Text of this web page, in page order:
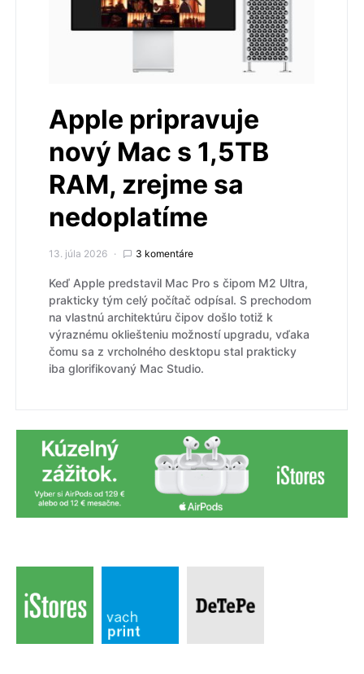
Apple pripravuje
nový Mac s 1,5TB
RAM, zrejme sa
nedoplatíme
13. júla 2026 3 komentáre
Keď Apple predstavil Mac Pro s čipom M2 Ultra,
prakticky tým celý počítač odpísal. S prechodom
na vlastnú architektúru čipov došlo totiž k
výraznému okliešteniu možností upgradu, vďaka
čomu sa z vrcholného desktopu stal prakticky
iba glorifikovaný Mac Studio.